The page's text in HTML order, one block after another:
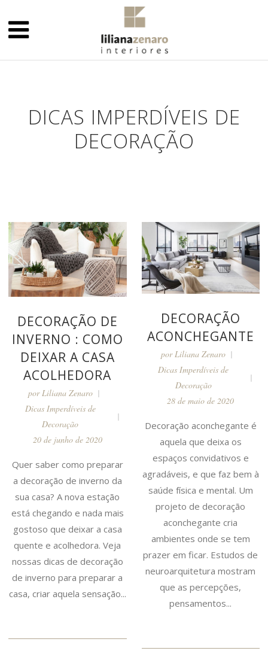
DICAS IMPERDÍVEIS DE
DECORAÇÃO
DECORAÇÃO DE
INVERNO : COMO
DEIXAR A CASA
ACOLHEDORA
porLiliana Zenaro
Dicas Imperdíveis de
Decoração
20 de junho de 2020
Quer saber como preparar
a decoração de inverno da
sua casa? A nova estação
está chegando e nada mais
gostoso que deixar a casa
quente e acolhedora. Veja
nossas dicas de decoração
de inverno para preparar a
casa, criar aquela sensação...
DECORAÇÃO
ACONCHEGANTE
porLiliana Zenaro
Dicas Imperdíveis de
Decoração
28 de maio de 2020
Decoração aconchegante é
aquela que deixa os
espaços convidativos e
agradáveis, e que faz bem à
saúde física e mental. Um
projeto de decoração
aconchegante cria
ambientes onde se tem
prazer em ficar. Estudos de
neuroarquitetura mostram
que as percepções,
pensamentos...